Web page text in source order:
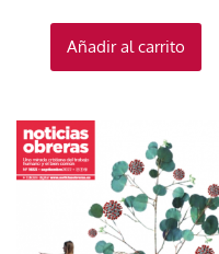
Añadir al carrito